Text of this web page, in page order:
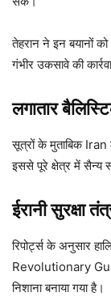
तेहरान ने इन बयानों
गंभीर उकसावे की
लगातार
सूत्रों के मुताबिक Iran
इससे पूरे क्षेत्र में सैन्य
ईरानी सुरक्षा
रिपोर्ट्स के अनुसार
Revolutionary
निशाना बनाया गया है।